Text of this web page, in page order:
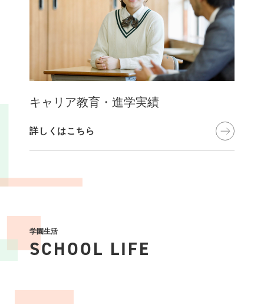
キャリア教育・進学実績
詳しくはこちら
学園生活
SCHOOL LIFE